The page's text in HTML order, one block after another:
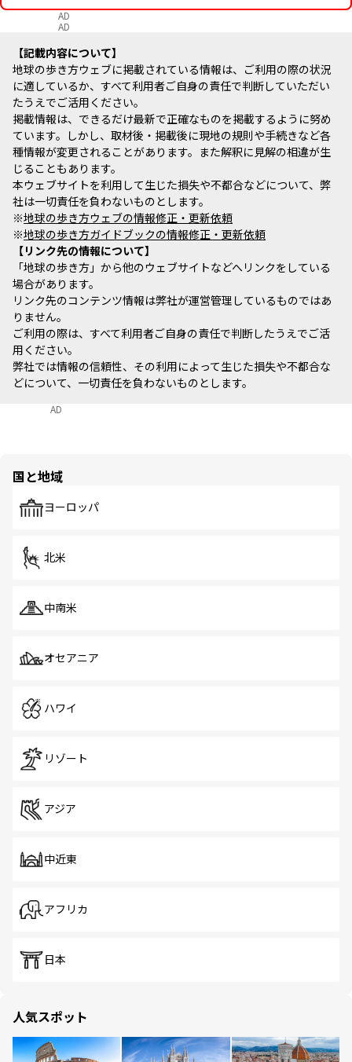
AD
AD
記載内容について
地球の歩き方ウェブに掲載されている情報は、ご利用の際の状況
に適しているか、すべて利用者ご自身の責任で判断していただい
たうえでご活用ください。
掲載情報は、できるだけ最新で正確なものを掲載するように努め
ています。しかし、取材後・掲載後に現地の規則や手続きなど各
種情報が変更されることがあります。また解釈に見解の相違が生
じることもあります。
本ウェブサイトを利用して生じた損失や不都合などについて、弊
社は一切責任を負わないものとします。
※地球の歩き方ウェブの情報修正・更新依頼
※地球の歩き方ガイドブックの情報修正・更新依頼
リンク先の情報について
「地球の歩き方」から他のウェブサイトなどへリンクをしている
場合があります。
リンク先のコンテンツ情報は弊社が運営管理しているものではあ
りません。
ご利用の際は、すべて利用者ご自身の責任で判断したうえでご活
用ください。
弊社では情報の信頼性、その利用によって生じた損失や不都合な
どについて、一切責任を負わないものとします。
AD
国と地域
ヨーロッパ
北米
中南米
オセアニア
ハワイ
リゾート
アジア
中近東
アフリカ
日本
人気スポット